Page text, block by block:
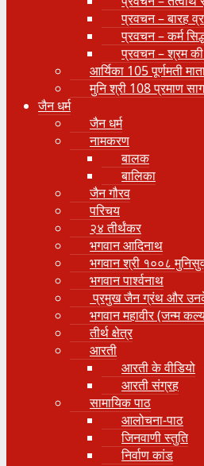
प्रवचन – बारह
प्रवचन – कर्म
प्रवचन – श्रम
आर्यिका 105 पूर्णमती
मुनि श्री 108 प्रमाण
जैन धर्म
जैन धर्म
नामकरण
बालक
बालिका
जैन गौरव
परिचय
२४ तीर्थंकर
भगवान आदिनाथ
भगवान श्री १००८
भगवान पार्श्वनाथ
प्रमुख जैन ग्रंथ और
भगवान महावीर (जन्म
तीर्थ क्षेत्र
आरती
आरती के वीडियो
आरती संग्रह
सामायिक पाठ
आलोचना-पाठ
जिनवाणी स्तुति
निर्वाण कांड